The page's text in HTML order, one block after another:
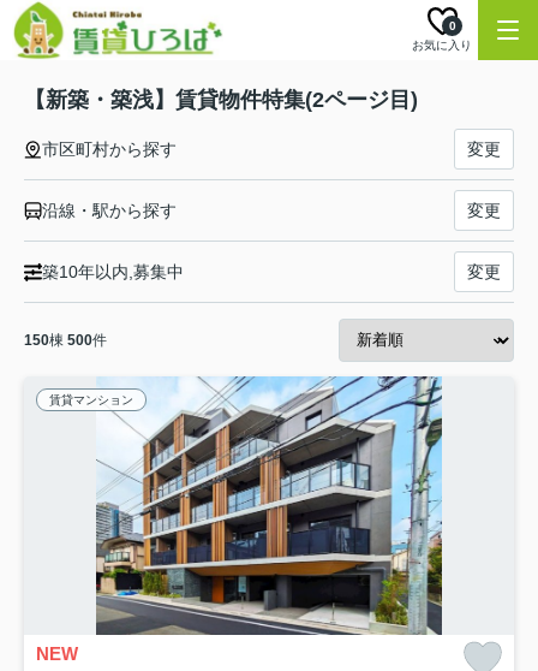
お気に入り
0
【新築・築浅】賃貸物件特集(2ページ目)
市区町村から探す 変更
沿線・駅から探す 変更
築10年以内,募集中 変更
150棟 500件
賃貸マンション
NEW